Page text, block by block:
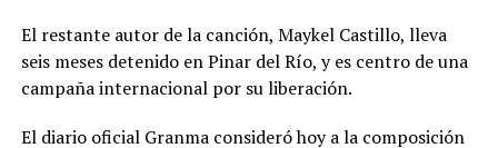
El restante autor de la canción, Maykel Castillo, lleva
seis meses detenido en Pinar del Río, y es centro de una
campaña internacional por su liberación.
El diario oficial Granma consideró hoy a la composición